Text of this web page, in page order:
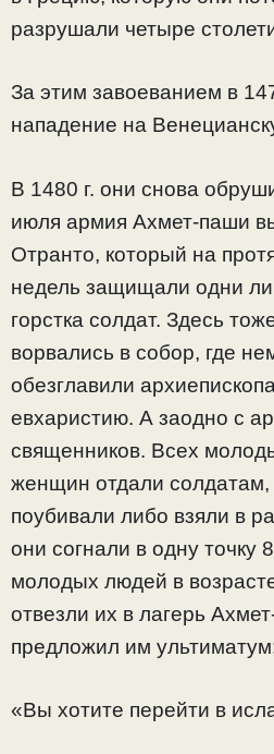
разрушали четыре
За этим завоеванием в
нападение на
В 1480 г. они снова
июля армия Ахмет-паши
Отранто, который на
недель защищали одни
горстка солдат. Здесь
ворвались в собор, где
обезглавили
евхаристию. А заодно с
священников. Всех
женщин отдали солдатам,
поубивали либо взяли в
они согнали в одну точку
молодых людей в
отвезли их в лагерь
предложил им
«Вы хотите перейти в